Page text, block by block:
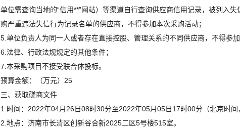
单位需查询当地的“信用**”网站）等渠道自行查询供应商信用记录，被列入
购严重违法失信行为记录名单的供应商，不得参加本次采购活动；
5.单位负责人为同一人或者存在直接控股、管理关系的不同供应商，不得参
6.法律、行政法规规定的其他条件；
7.本采购项目不接受联合体投标。
预算金额：（万元）25
三、获取磋商文件
1.时间：2022年04月26日08时30分至2022年05月05日17时00分（北京时
2.地点：济南市长清区创新谷合新2025二区5号楼515室。